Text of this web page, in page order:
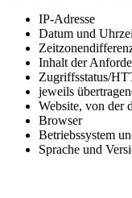
IP-Adresse
Datum und
Inhalt der
Zugriffsstatus/
jeweils
Website, von der
Browser
Betriebssystem
Sprache und